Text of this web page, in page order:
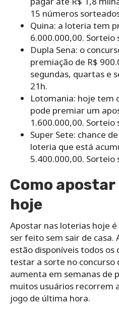
15 números
Quina: a loteria tem
6.000.000,00. Sorteio
Dupla Sena: o
premiação de R$
segundas, quartas e
21h.
Lotomania: hoje tem
pode premiar um
1.600.000,00. Sorteio
Super Sete: chance
loteria que está
5.400.000,00. Sorteio
Como
hoje
Apostar nas loterias hoje
ser feito sem sair de casa.
estão disponíveis todos os
testar a sorte no concurso
aumenta em semanas de
muitos usuários recorrem
jogo de última hora.